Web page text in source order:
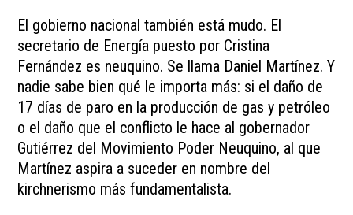
El gobierno nacional también está mudo. El
secretario de Energía puesto por Cristina
Fernández es neuquino. Se llama Daniel Martínez. Y
nadie sabe bien qué le importa más: si el daño de
17 días de paro en la producción de gas y petróleo
o el daño que el conflicto le hace al gobernador
Gutiérrez del Movimiento Poder Neuquino, al que
Martínez aspira a suceder en nombre del
kirchnerismo más fundamentalista.